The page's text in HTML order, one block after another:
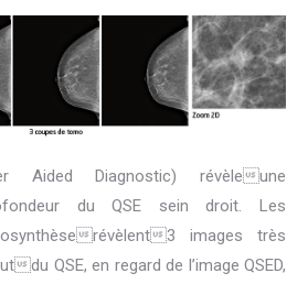
Aided Diagnostic) révèleune
du QSE sein droit. Les
révèlent3 images très
du QSE, en regard de l’image QSED,